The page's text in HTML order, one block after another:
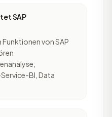
SAP
von SAP
BI, Data